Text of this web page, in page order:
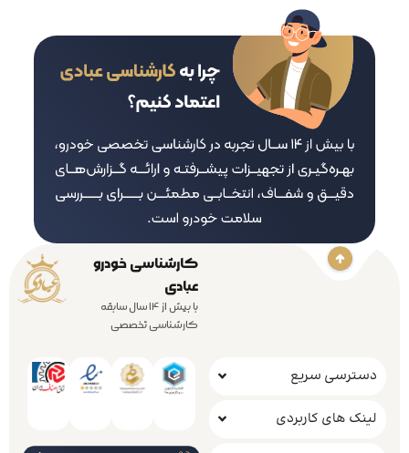
کارشناسی خودرو
عبادی
با بیش از 14 سال سابقه
کارشناسی تخصصی
دسترسی سریع
لینک های کاربردی